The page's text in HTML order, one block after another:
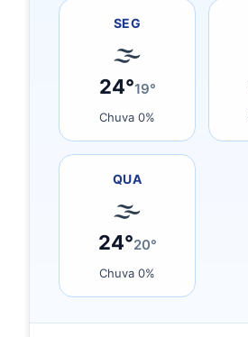
SEG
🌫
24°19°
Chuva 0%
QUA
🌫
24°20°
Chuva 0%